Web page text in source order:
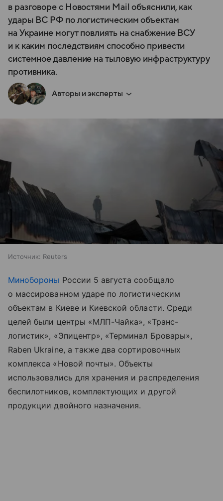
в разговоре с Новостями Mail объяснили, как
удары ВС РФ по логистическим объектам
на Украине могут повлиять на снабжение ВСУ
и к каким последствиям способно привести
системное давление на тыловую инфраструктуру
противника.
Авторы и эксперты
Источник: Reuters
Минобороны России 5 августа сообщало
о массированном ударе по логистическим
объектам в Киеве и Киевской области. Среди
целей были центры «МЛП-Чайка», «Транс-
логистик», «Эпицентр», «Терминал Бровары»,
Raben Ukraine, а также два сортировочных
комплекса «Новой почты». Объекты
использовались для хранения и распределения
беспилотников, комплектующих и другой
продукции двойного назначения.